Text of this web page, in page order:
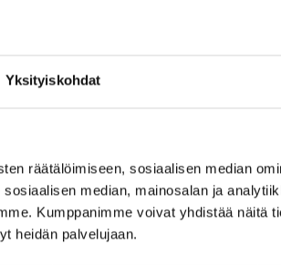
Yksityiskohdat
räätälöimiseen, sosiaalisen median
median, mainosalan ja
Kumppanimme voivat yhdistää näitä
heidän palvelujaan.
puunhoitoon. Yksi
estäen sen kuivumisen ja
suojaavan kalvon
lahon, homeen ja
on erityisen tärkeä